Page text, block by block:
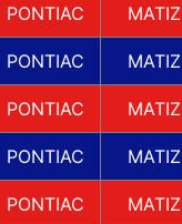
PONTIAC MATIZ
PONTIAC MATIZ
PONTIAC MATIZ
PONTIAC MATIZ
PONTIAC MATIZ